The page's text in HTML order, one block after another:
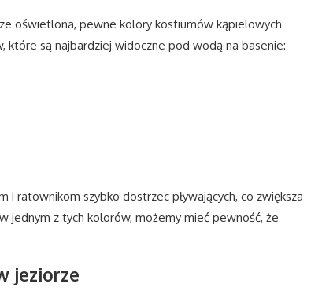
oświetlona, pewne kolory kostiumów kąpielowych
które są najbardziej widoczne pod wodą na basenie:
ratownikom szybko dostrzec pływających, co zwiększa
jednym z tych kolorów, możemy mieć pewność, że
jeziorze